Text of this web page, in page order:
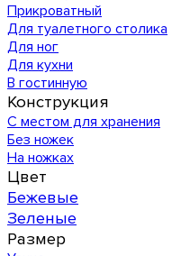
Прикроватный
Для туалетного столика
Для ног
Для кухни
В гостинную
Конструкция
С местом для хранения
Без ножек
На ножках
Цвет
Бежевые
Зеленые
Размер